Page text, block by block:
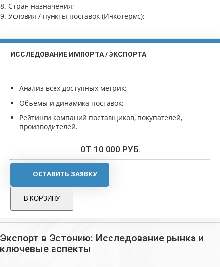
8. Стран назначения;
9. Условия / пункты поставок (Инкотермс);
ИССЛЕДОВАНИЕ ИМПОРТА / ЭКСПОРТА
Анализ всех доступных метрик;
Объемы и динамика поставок;
Рейтинги компаний поставщиков, покупателей,
производителей.
ОТ 10 000 РУБ.
ОСТАВИТЬ ЗАЯВКУ
В КОРЗИНУ
Экспорт в Эстонию: Исследование рынка и
ключевые аспекты